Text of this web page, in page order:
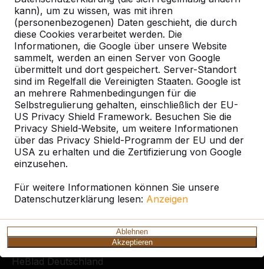
kann), um zu wissen, was mit ihren
(personenbezogenen) Daten geschieht, die durch
diese Cookies verarbeitet werden. Die
Informationen, die Google über unsere Website
sammelt, werden an einen Server von Google
übermittelt und dort gespeichert. Server-Standort
sind im Regelfall die Vereinigten Staaten. Google ist
an mehrere Rahmenbedingungen für die
Selbstregulierung gehalten, einschließlich der EU-
US Privacy Shield Framework. Besuchen Sie die
Privacy Shield-Website, um weitere Informationen
über das Privacy Shield-Programm der EU und der
USA zu erhalten und die Zertifizierung von Google
einzusehen.
Für weitere Informationen können Sie unsere
Datenschutzerklärung lesen: Anzeigen
Ablehnen
Akzeptieren
Produkt
Alles anzeigen
Kategorie
Alles anzeigen
Ort oder Postleitzahl suchen
Kontakt
HeBlad Deutschland